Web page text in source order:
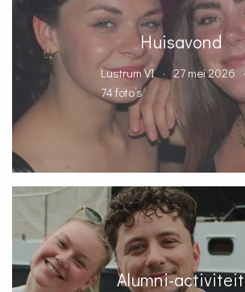
Huisavond
Lustrum VI
27 mei 2026
74 foto’s
Alumni-activiteit